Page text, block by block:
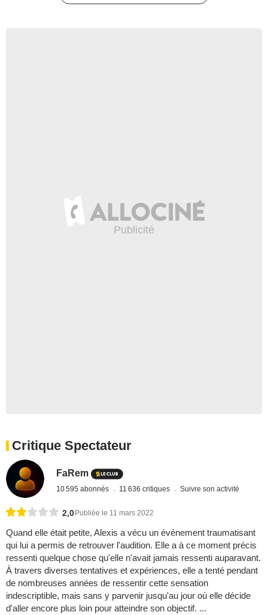
Critique Spectateur
FaRem
10 595 abonnés 11 636 critiques Suivre son activité
2,0 Publiée le 11 mars 2022
Quand elle était petite, Alexis a vécu un événement traumatisant
qui lui a permis de retrouver l'audition. Elle a à ce moment précis
ressenti quelque chose qu'elle n'avait jamais ressenti auparavant.
À travers diverses tentatives et expériences, elle a tenté pendant
de nombreuses années de ressentir cette sensation
indescriptible, mais sans y parvenir jusqu'au jour où elle décide
d'aller encore plus loin pour atteindre son objectif. ...